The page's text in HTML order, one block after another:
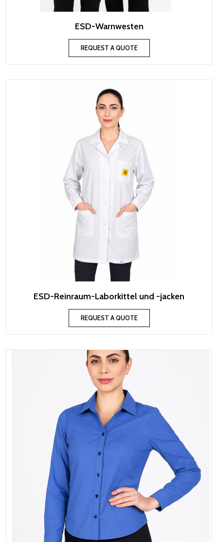
ESD-Warnwesten
REQUEST A QUOTE
ESD-Reinraum-Laborkittel und -jacken
REQUEST A QUOTE